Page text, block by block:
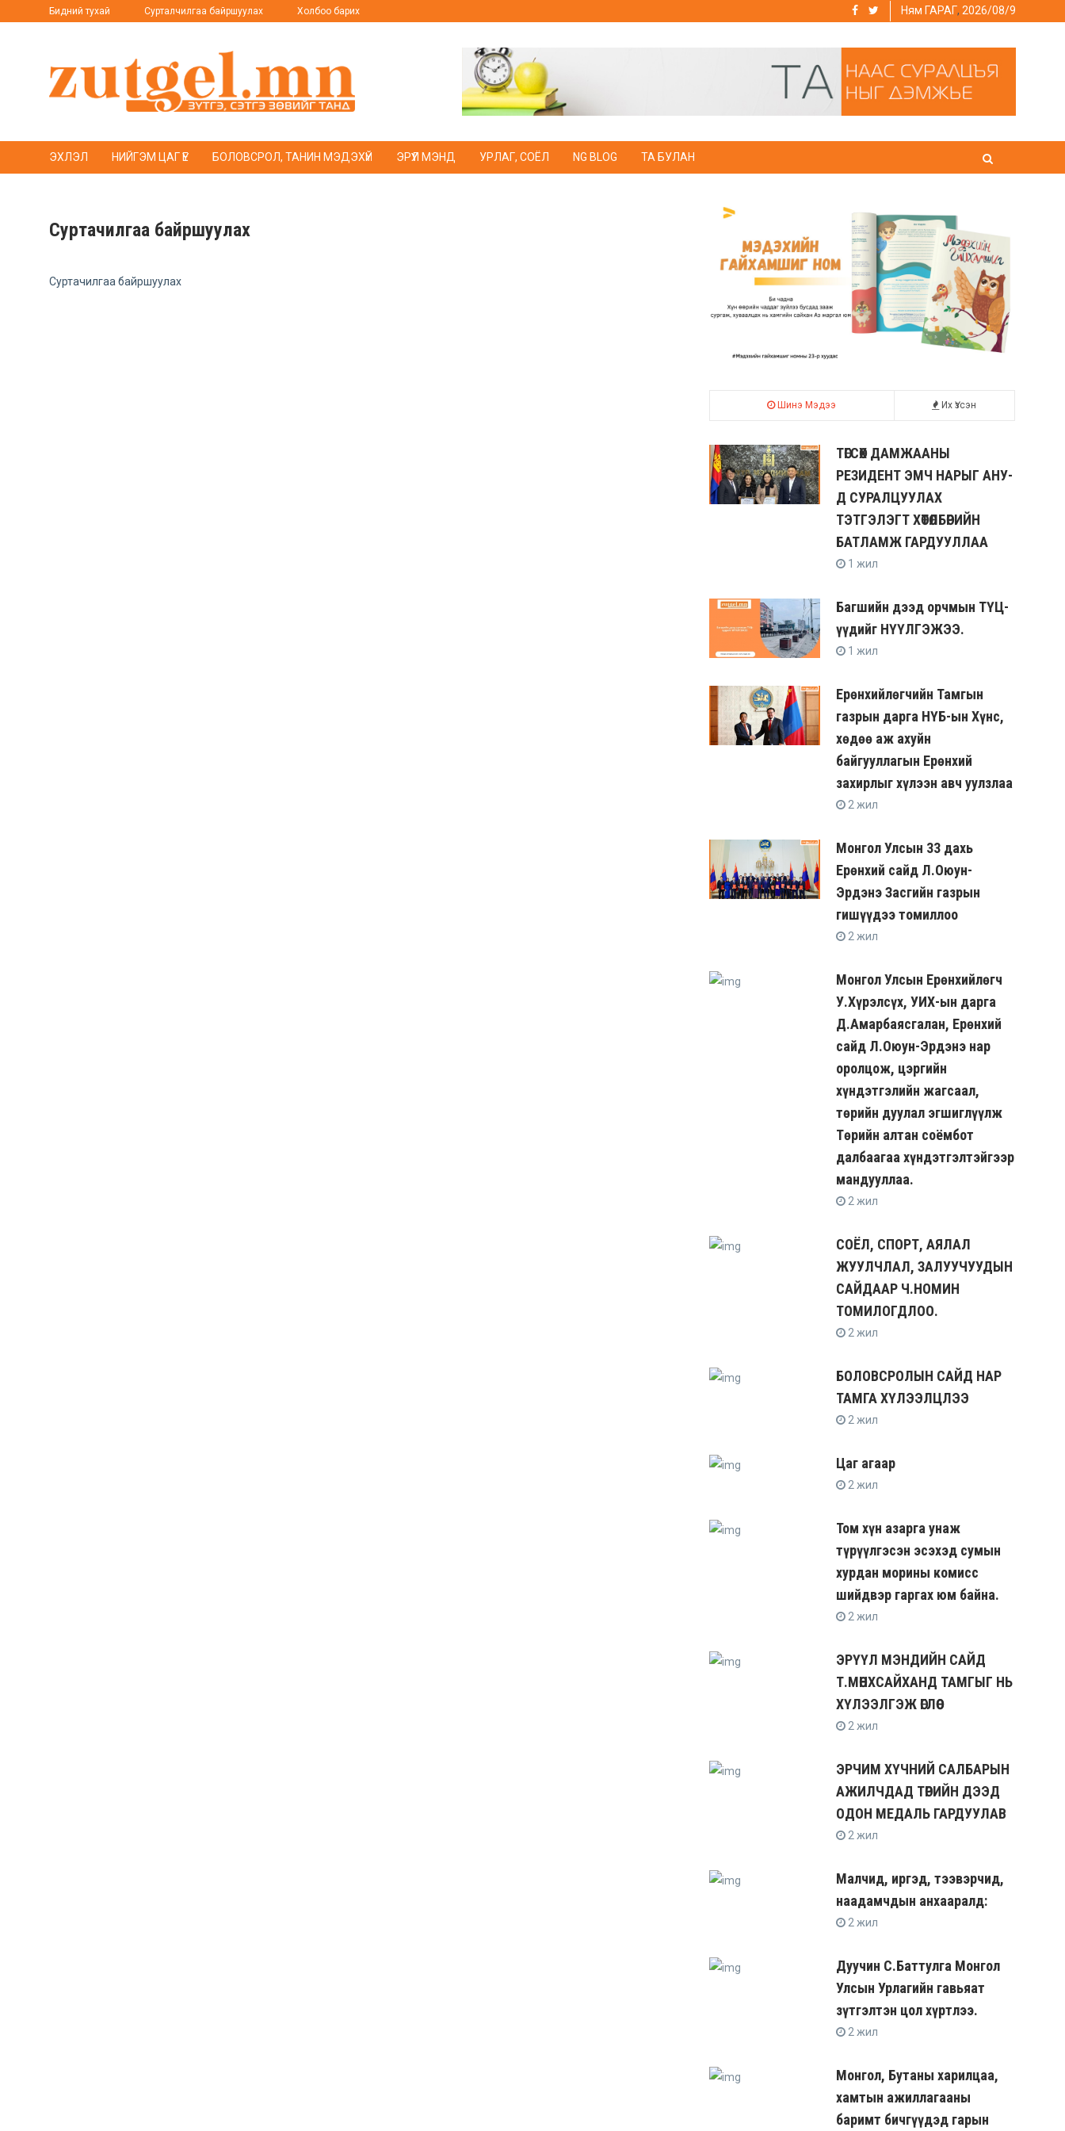
Бидний тухай Сурталчилгаа байршуулах Холбоо барих Ням ГАРАГ, 2026/08/9
ЭХЛЭЛ НИЙГЭМ ЦАГ ҮЕ БОЛОВСРОЛ, ТАНИН МЭДЭХҮЙ ЭРҮҮЛ МЭНД УРЛАГ, СОЁЛ NG BLOG ТА БУЛАН
Суртачилгаа байршуулах
Суртачилгаа байршуулах
Шинэ Мэдээ Их Үзсэн
ТӨГСӨХ ДАМЖААНЫ
РЕЗИДЕНТ ЭМЧ НАРЫГ АНУ-
Д СУРАЛЦУУЛАХ
ТЭТГЭЛЭГТ ХӨТӨЛБӨРИЙН
БАТЛАМЖ ГАРДУУЛЛАА
1 жил
Багшийн дээд орчмын ТҮЦ-
үүдийг НҮҮЛГЭЖЭЭ.
1 жил
Ерөнхийлөгчийн Тамгын
газрын дарга НҮБ-ын Хүнс,
хөдөө аж ахуйн
байгууллагын Ерөнхий
захирлыг хүлээн авч уулзлаа
2 жил
Монгол Улсын 33 дахь
Ерөнхий сайд Л.Оюун-
Эрдэнэ Засгийн газрын
гишүүдээ томиллоо
2 жил
Монгол Улсын Ерөнхийлөгч
У.Хүрэлсүх, УИХ-ын дарга
Д.Амарбаясгалан, Ерөнхий
сайд Л.Оюун-Эрдэнэ нар
оролцож, цэргийн
хүндэтгэлийн жагсаал,
төрийн дуулал эгшиглүүлж
Төрийн алтан соёмбот
далбаагаа хүндэтгэлтэйгээр
мандууллаа.
2 жил
СОЁЛ, СПОРТ, АЯЛАЛ
ЖУУЛЧЛАЛ, ЗАЛУУЧУУДЫН
САЙДААР Ч.НОМИН
ТОМИЛОГДЛОО.
2 жил
БОЛОВСРОЛЫН САЙД НАР
ТАМГА ХҮЛЭЭЛЦЛЭЭ
2 жил
Цаг агаар
2 жил
Том хүн азарга унаж
түрүүлгэсэн эсэхэд сумын
хурдан морины комисс
шийдвэр гаргах юм байна.
2 жил
ЭРҮҮЛ МЭНДИЙН САЙД
Т.МӨНХСАЙХАНД ТАМГЫГ НЬ
ХҮЛЭЭЛГЭЖ ӨГЛӨӨ
2 жил
ЭРЧИМ ХҮЧНИЙ САЛБАРЫН
АЖИЛЧДАД ТӨРИЙН ДЭЭД
ОДОН МЕДАЛЬ ГАРДУУЛАВ
2 жил
Малчид, иргэд, тээвэрчид,
наадамчдын анхааралд:
2 жил
Дуучин С.Баттулга Монгол
Улсын Урлагийн гавьяат
зүтгэлтэн цол хүртлээ.
2 жил
Монгол, Бутаны харилцаа,
хамтын ажиллагааны
баримт бичгүүдэд гарын